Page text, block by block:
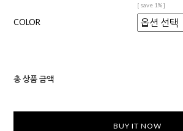
[ save 1% ]
COLOR
총 상품 금액
BUY IT NOW